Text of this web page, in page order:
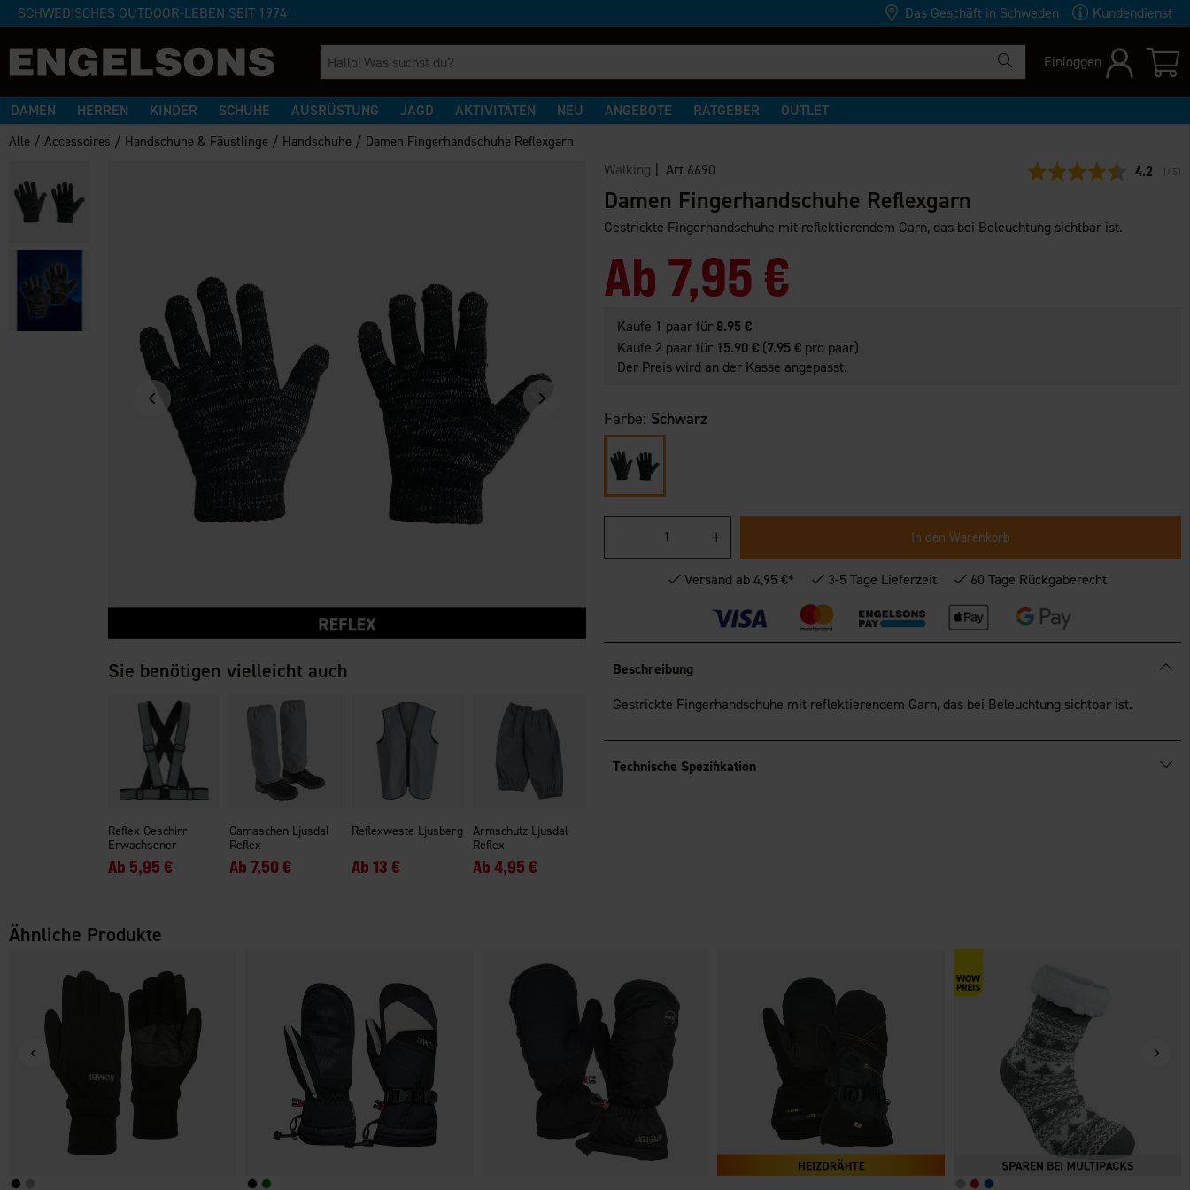
SCHWEDISCHES OUTDOOR-LEBEN SEIT 1974 Das Geschäft in Schweden Kundendienst
Einloggen
DAMEN HERREN KINDER SCHUHE AUSRÜSTUNG JAGD AKTIVITÄTEN NEU ANGEBOTE RATGEBER OUTLET
Alle /Accessoires / Handschuhe & Fäustlinge / Handschuhe / Damen Fingerhandschuhe Reflexgarn
Sie benötigen vielleicht auch
Reflex Geschirr
Erwachsener
Ab 5,95 €
Gamaschen Ljusdal
Reflex
Ab7,50 €
Reflexweste Ljusberg
Ab 13 €
Armschutz Ljusdal
Reflex
Ab4,95 €
Walking | Art 6690 4.2 (45
Damen Fingerhandschuhe Reflexgarn
Gestrickte Fingerhandschuhe mit reflektierendem Garn, das bei Beleuchtung sichtbar ist.
Ab 7,95 €
Kaufe 1 paar für 8.95 €
Kaufe 2 paar für 15.90 € (7.95 € pro paar)
Der Preis wird an der Kasse angepasst.
Farbe: Schwarz
In den Warenkorb
Versand ab 4,95 €* 3-5 Tage Lieferzeit 60 Tage Rückgaberecht
Beschreibung
Gestrickte Fingerhandschuhe mit reflektierendem Garn, das bei Beleuchtung sichtbar ist.
Technische Spezifikation
Ähnliche Produkte